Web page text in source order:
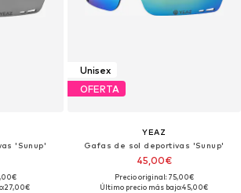
'Sunup'
27,00€
Unisex
OFERTA
YEAZ
Gafas de sol deportivas 'Sunup'
45,00€
Precio original: 75,00€
Último precio más bajo:45,00€